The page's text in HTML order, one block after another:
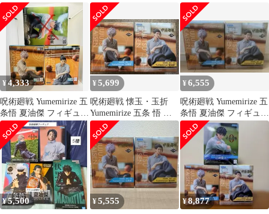
ト
2種セット
フィギュア2点セット
¥4,333
呪術廻戦 Yumemirize 五
条悟 夏油傑 フィギュア
セット
¥5,699
呪術廻戦 懐玉・玉折
Yumemirize 五条 悟 夏
油 傑 2種セット
¥6,555
呪術廻戦 Yumemirize 五
条悟 夏油傑 フィギュア
2種セット
¥5,500 ¥5,555 ¥8,877